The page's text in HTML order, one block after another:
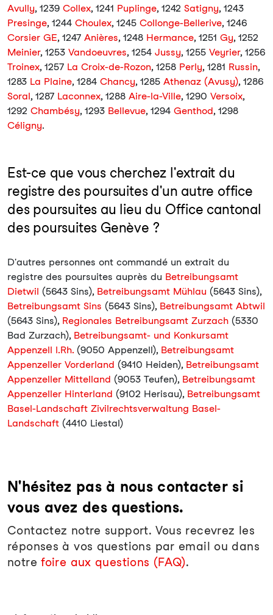
Avully, 1239 Collex, 1241 Puplinge, 1242 Satigny, 1243
Presinge, 1244 Choulex, 1245 Collonge-Bellerive, 1246
Corsier GE, 1247 Anières, 1248 Hermance, 1251 Gy, 1252
Meinier, 1253 Vandoeuvres, 1254 Jussy, 1255 Veyrier, 1256
Troinex, 1257 La Croix-de-Rozon, 1258 Perly, 1281 Russin,
1283 La Plaine, 1284 Chancy, 1285 Athenaz (Avusy), 1286
Soral, 1287 Laconnex, 1288 Aire-la-Ville, 1290 Versoix,
1292 Chambésy, 1293 Bellevue, 1294 Genthod, 1298
Céligny.
Est-ce que vous cherchez l'extrait du
registre des poursuites d'un autre office
des poursuites au lieu du Office cantonal
des poursuites Genève ?
D'autres personnes ont commandé un extrait du
registre des poursuites auprès du Betreibungsamt
Dietwil (5643 Sins), Betreibungsamt Mühlau (5643 Sins),
Betreibungsamt Sins (5643 Sins), Betreibungsamt Abtwil
(5643 Sins), Regionales Betreibungsamt Zurzach (5330
Bad Zurzach), Betreibungsamt- und Konkursamt
Appenzell I.Rh. (9050 Appenzell), Betreibungsamt
Appenzeller Vorderland (9410 Heiden), Betreibungsamt
Appenzeller Mittelland (9053 Teufen), Betreibungsamt
Appenzeller Hinterland (9102 Herisau), Betreibungsamt
Basel-Landschaft Zivilrechtsverwaltung Basel-
Landschaft (4410 Liestal)
N'hésitez pas à nous contacter si
vous avez des questions.
Contactez notre support. Vous recevrez les
réponses à vos questions par email ou dans
notrefoire aux questions (FAQ).